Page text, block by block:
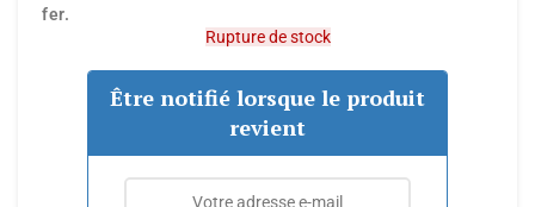
fer.
Rupture de stock
Être notifié lorsque le produit
revient